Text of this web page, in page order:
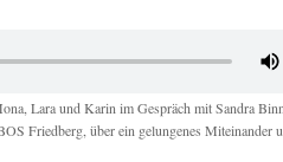
Lara und Karin im Gespräch mit Sandra
Friedberg, über ein gelungenes Miteinander